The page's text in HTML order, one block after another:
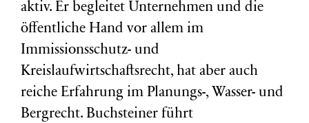
aktiv. Er begleitet Unternehmen und die
öffentliche Hand vor allem im
Immissionsschutz- und
Kreislaufwirtschaftsrecht, hat aber auch
reiche Erfahrung im Planungs-, Wasser- und
Bergrecht. Buchsteiner führt